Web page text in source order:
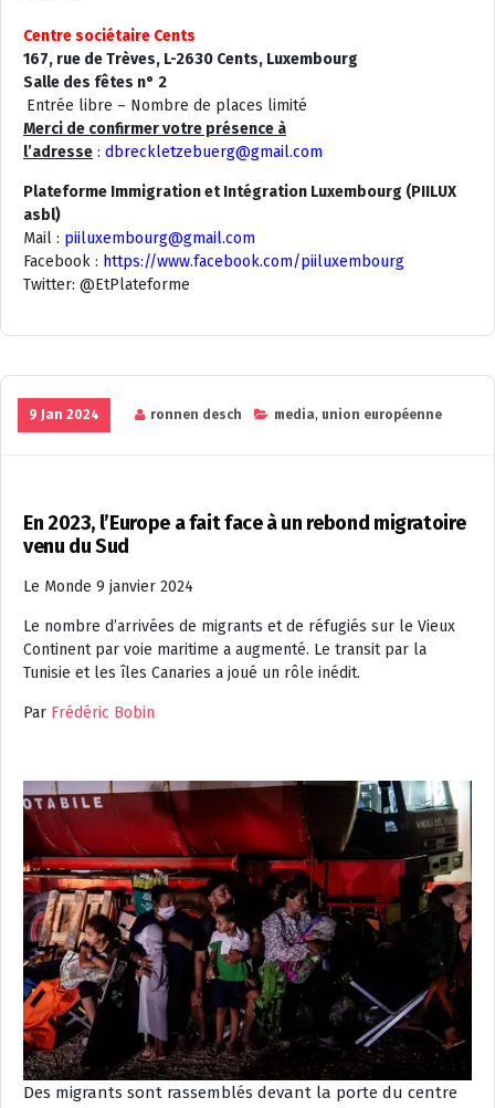
Centre sociétaire Cents
167, rue de Trèves, L-2630 Cents, Luxembourg
Salle des fêtes n° 2
Entrée libre – Nombre de places limité
Merci de confirmer votre présence à
l’adresse : dbreckletzebuerg@gmail.com
Plateforme Immigration et Intégration Luxembourg (PIILUX
asbl)
Mail : piiluxembourg@gmail.com
Facebook : https://www.facebook.com/piiluxembourg
Twitter: @EtPlateforme
9 Jan 2024 ronnen desch media, union européenne
En 2023, l’Europe a fait face à un rebond migratoire
venu du Sud
Le Monde 9 janvier 2024
Le nombre d’arrivées de migrants et de réfugiés sur le Vieux
Continent par voie maritime a augmenté. Le transit par la
Tunisie et les îles Canaries a joué un rôle inédit.
Par Frédéric Bobin
Des migrants sont rassemblés devant la porte du centre